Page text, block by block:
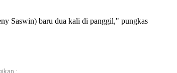
Saswin) baru dua kali di panggil," pungkas